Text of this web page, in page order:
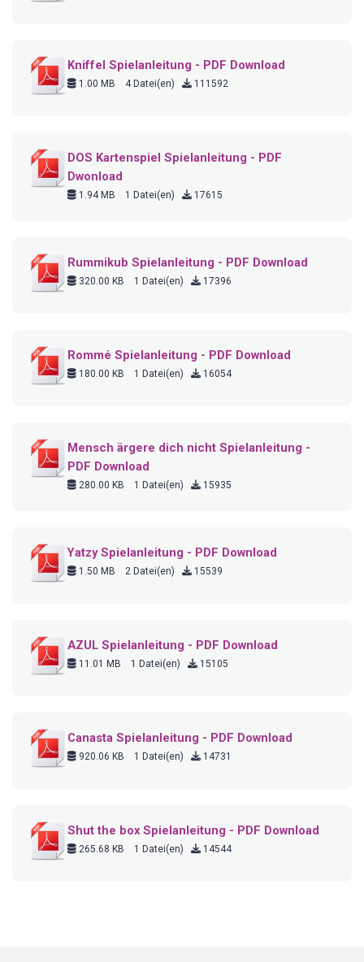
Kniffel Spielanleitung - PDF Download
1.00 MB 4 Datei(en) 111592
DOS Kartenspiel Spielanleitung - PDF
Dwonload
1.94 MB 1 Datei(en) 17615
Rummikub Spielanleitung - PDF Download
320.00 KB 1 Datei(en) 17396
Rommé Spielanleitung - PDF Download
180.00 KB 1 Datei(en) 16054
Mensch ärgere dich nicht Spielanleitung -
PDF Download
280.00 KB 1 Datei(en) 15935
Yatzy Spielanleitung - PDF Download
1.50 MB 2 Datei(en) 15539
AZUL Spielanleitung - PDF Download
11.01 MB 1 Datei(en) 15105
Canasta Spielanleitung - PDF Download
920.06 KB 1 Datei(en) 14731
Shut the box Spielanleitung - PDF Download
265.68 KB 1 Datei(en) 14544